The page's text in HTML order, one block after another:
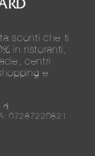
sconti che ti
in ristoranti,
centri
e
di
07287220821